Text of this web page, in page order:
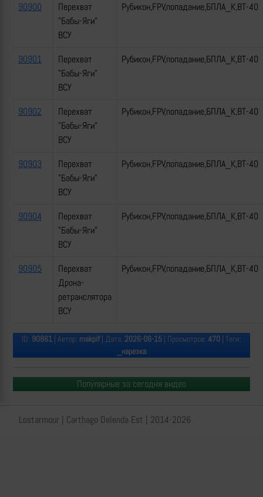
90900
Перехват
"Бабы-Яги"
ВСУ
Рубикон,FPV,попадание,БПЛА_К,ВТ-40
90901
Перехват
"Бабы-Яги"
ВСУ
Рубикон,FPV,попадание,БПЛА_К,ВТ-40
90902
Перехват
"Бабы-Яги"
ВСУ
Рубикон,FPV,попадание,БПЛА_К,ВТ-40
90903
Перехват
"Бабы-Яги"
ВСУ
Рубикон,FPV,попадание,БПЛА_К,ВТ-40
90904
Перехват
"Бабы-Яги"
ВСУ
Рубикон,FPV,попадание,БПЛА_К,ВТ-40
90905
Перехват
Дрона-
ретранслятора
ВСУ
Рубикон,FPV,попадание,БПЛА_К,ВТ-40
ID: 90861 | Автор: makpif| Дата: 2026-06-15 | Просмотров: 470 | Теги:
_нарезка
Популярные за сегодня видео
Lostarmour | Carthago Delenda Est | 2014-2026